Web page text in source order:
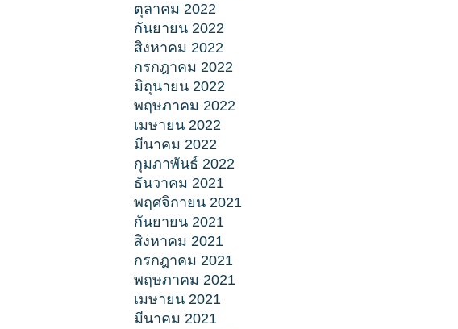
ตุลาคม 2022
กันยายน 2022
สิงหาคม 2022
กรกฎาคม 2022
มิถุนายน 2022
พฤษภาคม 2022
เมษายน 2022
มีนาคม 2022
กุมภาพันธ์ 2022
ธันวาคม 2021
พฤศจิกายน 2021
กันยายน 2021
สิงหาคม 2021
กรกฎาคม 2021
พฤษภาคม 2021
เมษายน 2021
มีนาคม 2021